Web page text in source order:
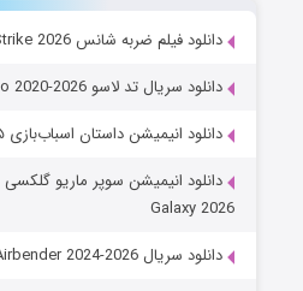
دانلود فیلم ضربه شانس Lucky Strike 2026
دانلود سریال تد لاسو Ted Lasso 2020-2026
دانلود انیمیشن داستان اسباب‌بازی ۵ Toy Story 5 (2026)
Galaxy 2026
دانلود سریال Avatar: The Last Airbender 2024-2026